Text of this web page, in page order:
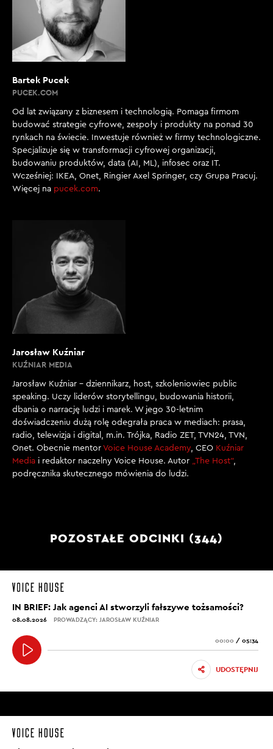
Bartek Pucek
PUCEK.COM
Od lat związany z biznesem i technologią. Pomaga firmom
budować strategie cyfrowe, zespoły i produkty na ponad 30
rynkach na świecie. Inwestuje również w firmy technologiczne.
Specjalizuje się w transformacji cyfrowej organizacji,
budowaniu produktów, data (AI, ML), infosec oraz IT.
Wcześniej: IKEA, Onet, Ringier Axel Springer, czy Grupa Pracuj.
Więcej na pucek.com.
Jarosław Kuźniar
KUŹNIAR MEDIA
Jarosław Kuźniar – dziennikarz, host, szkoleniowiec public
speaking. Uczy liderów storytellingu, budowania historii,
dbania o narrację ludzi i marek. W jego 30-letnim
doświadczeniu dużą rolę odegrała praca w mediach: prasa,
radio, telewizja i digital, m.in. Trójka, Radio ZET, TVN24, TVN,
Onet. Obecnie mentor Voice House Academy, CEO Kuźniar
Media i redaktor naczelny Voice House. Autor „The Host”,
podręcznika skutecznego mówienia do ludzi.
POZOSTAŁE ODCINKI (344)
IN BRIEF: Jak agenci AI stworzyli fałszywe tożsamości?
08.08.2026 PROWADZĄCY: JAROSŁAW KUŹNIAR
00:00 / 05:34
UDOSTĘPNIJ